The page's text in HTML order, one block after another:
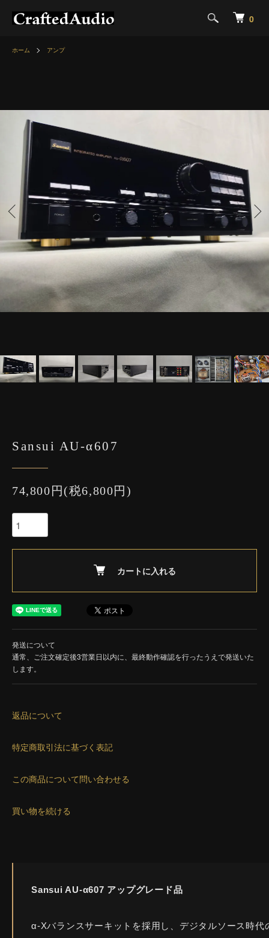
0
ホーム アンプ
Sansui AU-α607
74,800円(税6,800円)
カートに入れる
発送について
通常、ご注文確定後3営業日以内に、最終動作確認を行ったうえで発送いた
します。
返品について
特定商取引法に基づく表記
この商品について問い合わせる
買い物を続ける
Sansui AU-α607 アップグレード品
α-Xバランスサーキットを採用し、デジタルソース時代